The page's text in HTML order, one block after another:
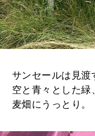
サンセールは見渡
空と青々とした
麦畑にうっとり。